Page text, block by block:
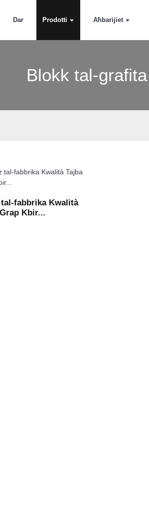
Dar Prodotti Aħbarijiet
Blokk tal-grafita
tal-fabbrika Kwalità
Kbir...